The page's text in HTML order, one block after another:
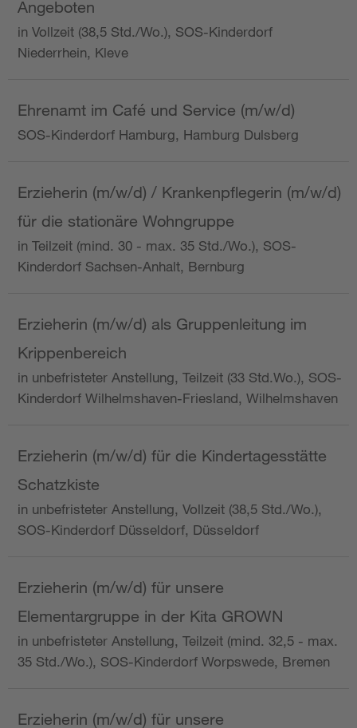
Angeboten
in Vollzeit (38,5 Std./Wo.), SOS-Kinderdorf
Niederrhein, Kleve
Ehrenamt im Café und Service (m/w/d)
SOS-Kinderdorf Hamburg, Hamburg Dulsberg
Erzieherin (m/w/d) / Krankenpflegerin (m/w/d)
für die stationäre Wohngruppe
in Teilzeit (mind. 30 - max. 35 Std./Wo.), SOS-
Kinderdorf Sachsen-Anhalt, Bernburg
Erzieherin (m/w/d) als Gruppenleitung im
Krippenbereich
in unbefristeter Anstellung, Teilzeit (33 Std.Wo.), SOS-
Kinderdorf Wilhelmshaven-Friesland, Wilhelmshaven
Erzieherin (m/w/d) für die Kindertagesstätte
Schatzkiste
in unbefristeter Anstellung, Vollzeit (38,5 Std./Wo.),
SOS-Kinderdorf Düsseldorf, Düsseldorf
Erzieherin (m/w/d) für unsere
Elementargruppe in der Kita GROWN
in unbefristeter Anstellung, Teilzeit (mind. 32,5 - max.
35 Std./Wo.), SOS-Kinderdorf Worpswede, Bremen
Erzieherin (m/w/d) für unsere